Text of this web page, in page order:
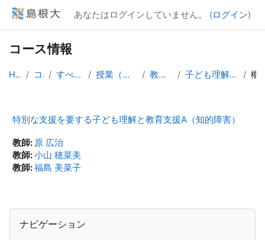
メインコンテンツへスキップする
あなたはログインしていません。 (ログイン)
コース情報
Home コース すべてのコース 授業（大学院生向け） 教育学研究科 子ども理解と支援A（知的）
特別な支援を要する子ども理解と教育支援A（知的障害）
教師: 原 広治
教師:小山 穂菜美
教師:福島 美菜子
ブロック
ナビゲーション